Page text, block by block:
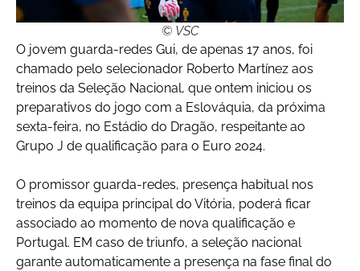
© VSC
O jovem guarda-redes Gui, de apenas 17 anos, foi
chamado pelo selecionador Roberto Martínez aos
treinos da Seleção Nacional, que ontem iniciou os
preparativos do jogo com a Eslováquia, da próxima
sexta-feira, no Estádio do Dragão, respeitante ao
Grupo J de qualificação para o Euro 2024.
O promissor guarda-redes, presença habitual nos
treinos da equipa principal do Vitória, poderá ficar
associado ao momento de nova qualificação e
Portugal. EM caso de triunfo, a seleção nacional
garante automaticamente a presença na fase final do